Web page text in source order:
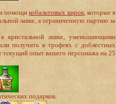
помощикобальтовых кирок, которые в
лавке, а ограниченную партию за
кристальной лавке, уменьшающими
получить в трофеях с доблестных
опыт вашего персонажа на 25
подарков.